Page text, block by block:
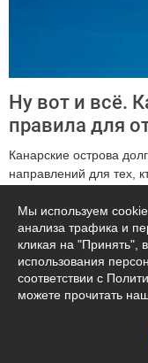
Ну вот и всё.
правила для
Канарские острова
направлений для тех,
Мы используем
анализа трафика и
кликая на "Принять",
использования
соответствии с
можете прочитать